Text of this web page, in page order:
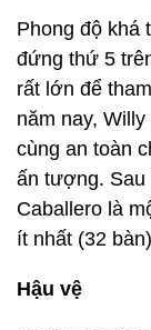
Phong độ khá
đứng thứ 5
rất lớn để
năm nay,
cùng an toàn
ấn tượng. Sau
Caballero là
ít nhất (32
Hậu vệ